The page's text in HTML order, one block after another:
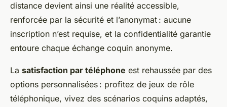
distance devient ainsi une réalité accessible,
renforcée par la sécurité et l’anonymat : aucune
inscription n’est requise, et la confidentialité garantie
entoure chaque échange coquin anonyme.
La satisfaction par téléphone est rehaussée par des
options personnalisées : profitez de jeux de rôle
téléphonique, vivez des scénarios coquins adaptés,